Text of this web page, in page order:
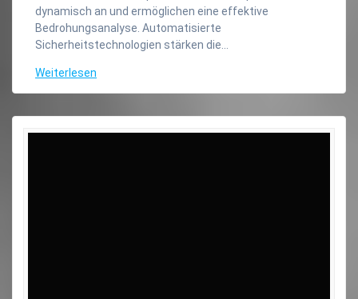
dynamisch an und ermöglichen eine effektive
Bedrohungsanalyse. Automatisierte
Sicherheitstechnologien stärken die…
Weiterlesen